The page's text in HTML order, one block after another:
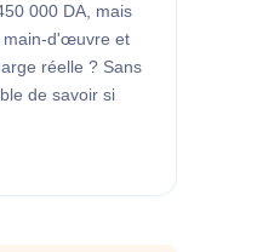
000 DA, mais
main-d'œuvre et
réelle ? Sans
de savoir si